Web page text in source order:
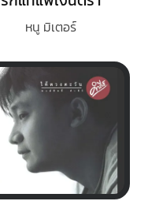
หนู มิเตอร์